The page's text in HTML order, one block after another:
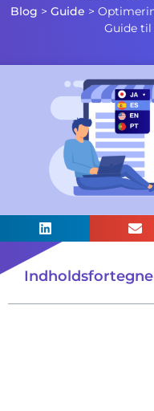
Blog > Guide >
Guide